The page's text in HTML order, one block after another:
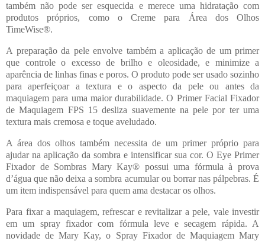
também não pode ser esquecida e merece uma hidratação com
produtos próprios, como o Creme para Área dos Olhos
TimeWise®.
A preparação da pele envolve também a aplicação de um primer
que controle o excesso de brilho e oleosidade, e minimize a
aparência de linhas finas e poros. O produto pode ser usado sozinho
para aperfeiçoar a textura e o aspecto da pele ou antes da
maquiagem para uma maior durabilidade. O Primer Facial Fixador
de Maquiagem FPS 15 desliza suavemente na pele por ter uma
textura mais cremosa e toque aveludado.
A área dos olhos também necessita de um primer próprio para
ajudar na aplicação da sombra e intensificar sua cor. O Eye Primer
Fixador de Sombras Mary Kay® possui uma fórmula à prova
d’água que não deixa a sombra acumular ou borrar nas pálpebras. É
um item indispensável para quem ama destacar os olhos.
Para fixar a maquiagem, refrescar e revitalizar a pele, vale investir
em um spray fixador com fórmula leve e secagem rápida. A
novidade de Mary Kay, o Spray Fixador de Maquiagem Mary